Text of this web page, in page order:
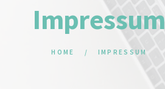
Impressum
HOME IMPRESSUM
PRODUKTE